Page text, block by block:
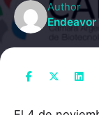
Author